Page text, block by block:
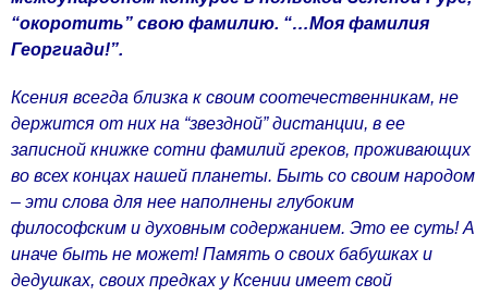
“окоротить” свою фамилию. “…Моя фамилия
Георгиади!”.
Ксения всегда близка к своим соотечественникам, не
держится от них на “звездной” дистанции, в ее
записной книжке сотни фамилий греков, проживающих
во всех концах нашей планеты. Быть со своим народом
– эти слова для нее наполнены глубоким
философским и духовным содержанием. Это ее суть! А
иначе быть не может! Память о своих бабушках и
дедушках, своих предках у Ксении имеет свой